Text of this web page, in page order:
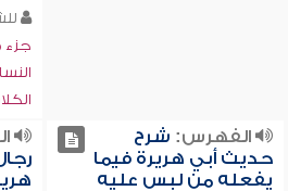
الفهرس: شرح
حديث أبي هريرة فيما
يفعله من لبس عليه